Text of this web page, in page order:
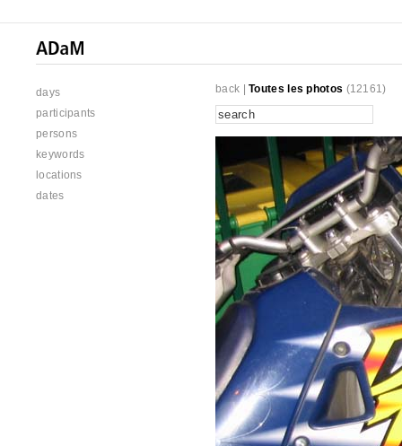
days
participants
persons
keywords
locations
dates
back |Toutes les photos (12161)